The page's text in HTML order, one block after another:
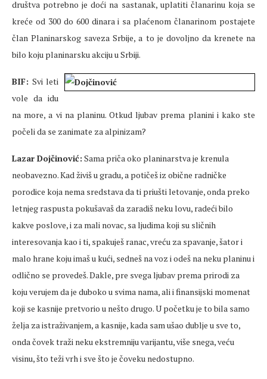
društva potrebno je doći na sastanak, uplatiti članarinu koja se
kreće od 300 do 600 dinara i sa plaćenom članarinom postajete
član Planinarskog saveza Srbije, a to je dovoljno da krenete na
bilo koju planinarsku akciju u Srbiji.
BIF: Svi leti
vole da idu
na more, a vi na planinu. Otkud ljubav prema planini i kako ste
počeli da se zanimate za alpinizam?
Lazar Dojčinović: Sama priča oko planinarstva je krenula
neobavezno. Kad živiš u gradu, a potičeš iz obične radničke
porodice koja nema sredstava da ti priušti letovanje, onda preko
letnjeg raspusta pokušavaš da zaradiš neku lovu, radeći bilo
kakve poslove, i za mali novac, sa ljudima koji su sličnih
interesovanja kao i ti, spakuješ ranac, vreću za spavanje, šator i
malo hrane koju imaš u kući, sedneš na voz i odeš na neku planinu i
odlično se provedeš. Dakle, pre svega ljubav prema prirodi za
koju verujem da je duboko u svima nama, ali i finansijski momenat
koji se kasnije pretvorio u nešto drugo. U početku je to bila samo
želja za istraživanjem, a kasnije, kada sam ušao dublje u sve to,
onda čovek traži neku ekstremniju varijantu, više snega, veću
visinu, što teži vrh i sve što je čoveku nedostupno.